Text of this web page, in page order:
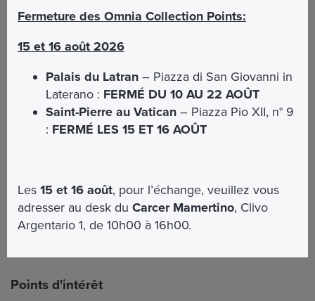
1
Entrée réservée
3
Accès au Dôme
Points d'intérêt
Fermeture des Omnia Collection Points:
15 et 16 août 2026
Palais du Latran – Piazza di San Giovanni in
Laterano : FERMÉ DU 10 AU 22 AOÛT
Saint-Pierre au Vatican – Piazza Pio XII, n° 9
: FERMÉ LES 15 ET 16 AOÛT
Les15 et 16 août, pour l’échange, veuillez vous
adresser au desk duCarcer Mamertino, Clivo
Argentario 1, de 10h00 à 16h00.